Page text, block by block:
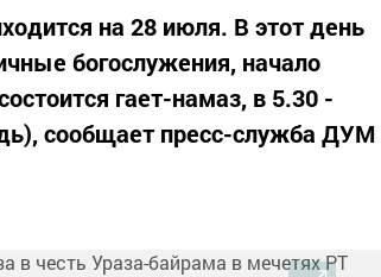
на 28 июля. В этот день
богослужения, начало
гает-намаз, в 5.30 -
сообщает пресс-служба ДУМ